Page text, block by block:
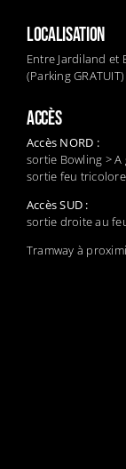
LOCALISATION
Entre Jardiland et
(Parking GRATUIT)
ACCÈS
Accès NORD :
sortie Bowling >
sortie feu
Accès SUD :
sortie droite au
Tramway à